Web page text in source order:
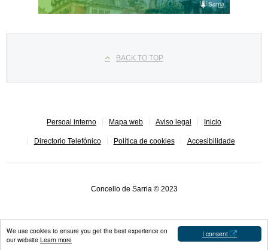
I consent
We use cookies to ensure you get the best experience on
our website Learn more
BACK TO TOP
Persoal interno Mapa web Aviso legal Inicio
Directorio Telefónico Política de cookies Accesibilidade
Concello de Sarria © 2023